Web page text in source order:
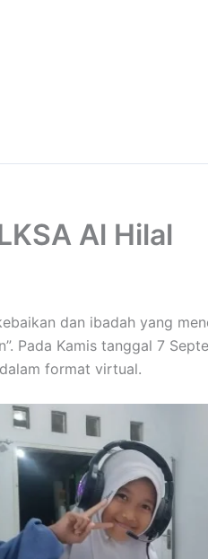
Al Hilal
dan ibadah yang
Pada Kamis tanggal 7
format virtual.